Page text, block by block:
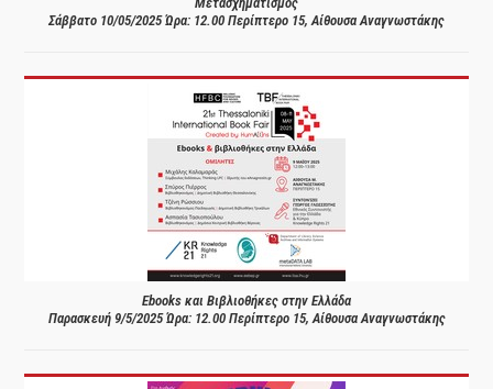
Σάββατο 10/05/2025 Ώρα: 12.00 Περίπτερο 15, Αίθουσα Αναγνωστάκης
Ebooks και Βιβλιοθήκες στην Ελλάδα
Παρασκευή 9/5/2025 Ώρα: 12.00 Περίπτερο 15, Αίθουσα Αναγνωστάκης